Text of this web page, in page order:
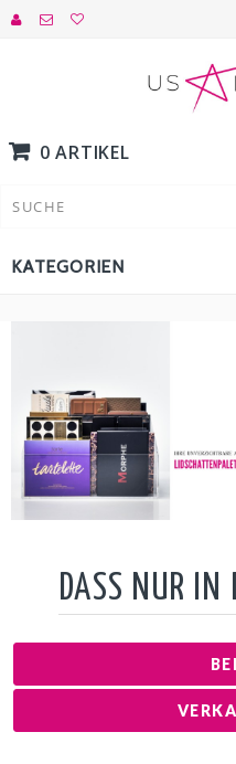
0 ARTIKEL
KATEGORIEN
DASS NUR IN